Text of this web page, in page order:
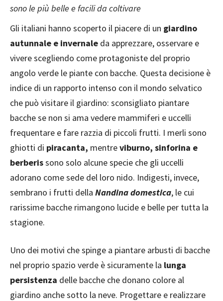
sono le più belle e facili da coltivare
Gli italiani hanno scoperto il piacere di un giardino
autunnale e invernale da apprezzare, osservare e
vivere scegliendo come protagoniste del proprio
angolo verde le piante con bacche. Questa decisione è
indice di un rapporto intenso con il mondo selvatico
che può visitare il giardino: sconsigliato piantare
bacche se non si ama vedere mammiferi e uccelli
frequentare e fare razzia di piccoli frutti. I merli sono
ghiotti di piracanta, mentreviburno, sinforina e
berberissono solo alcune specie che gli uccelli
adorano come sede del loro nido. Indigesti, invece,
sembrano i frutti della Nandina domestica, le cui
rarissime bacche rimangono lucide e belle per tutta la
stagione.
Uno dei motivi che spinge a piantare arbusti di bacche
nel proprio spazio verde è sicuramente la lunga
persistenza delle bacche che donano colore al
giardino anche sotto la neve. Progettare e realizzare